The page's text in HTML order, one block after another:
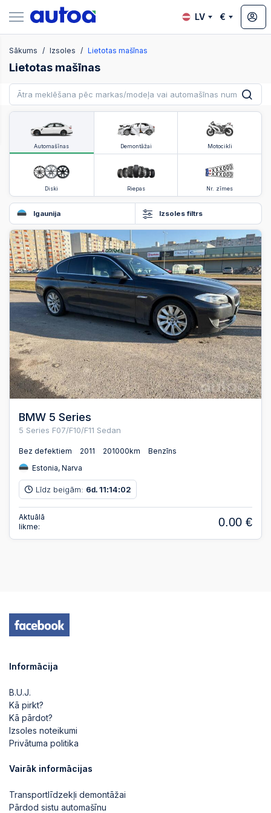
LV €
Sākums Izsoles Lietotas mašīnas
Lietotas mašīnas
Automašīnas Demontāžai Motocikli
Diski Riepas Nr. zīmes
Igaunija Izsoles filtrs
BMW 5 Series
5 Series F07/F10/F11 Sedan
Bez defektiem 2011 201000km
Benzīns
Estonia, Narva
Līdz beigām: 6d. 11:14:02
Aktuālā
likme:
0.00 €
Informācija
B.U.J.
Kā pirkt?
Kā pārdot?
Izsoles noteikumi
Privātuma politika
Vairāk informācijas
Transportlīdzekļi demontāžai
Pārdod sistu automašīnu